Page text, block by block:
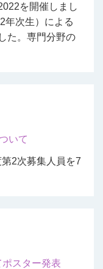
を開催しまし
年次生）による
た。専門分野の
いて
2次募集人員を7
スター発表